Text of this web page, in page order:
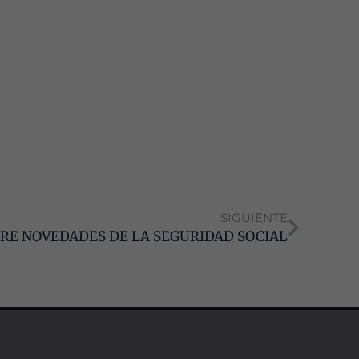
SIGUIENTE
NOVEDADES DE LA SEGURIDAD SOCIAL